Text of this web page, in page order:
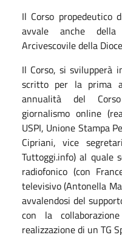
Il Corso propedeutico
avvale anche della
Arcivescovile della
Il Corso, si svilupperà
scritto per la prima
annualità del
giornalismo online
USPI, Unione Stampa
Cipriani, vice
Tuttoggi.info) al quale
radiofonico (con
televisivo (Antonella
avvalendosi del
con la
realizzazione di un TG